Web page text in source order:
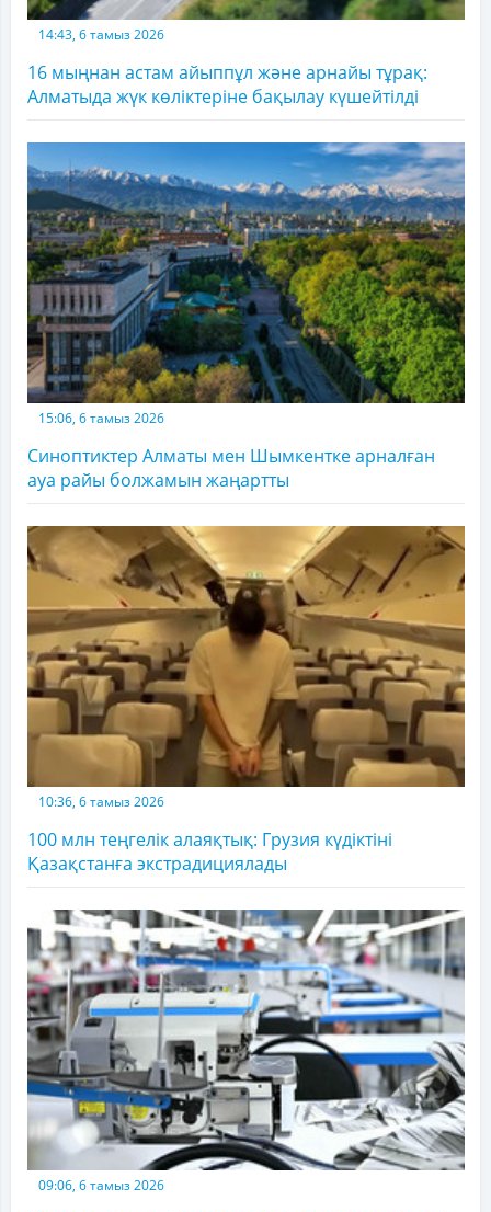
14:43, 6 тамыз 2026
16 мыңнан астам айыппұл және арнайы тұрақ:
Алматыда жүк көліктеріне бақылау күшейтілді
15:06, 6 тамыз 2026
Синоптиктер Алматы мен Шымкентке арналған
ауа райы болжамын жаңартты
10:36, 6 тамыз 2026
100 млн теңгелік алаяқтық: Грузия күдіктіні
Қазақстанға экстрадициялады
09:06, 6 тамыз 2026